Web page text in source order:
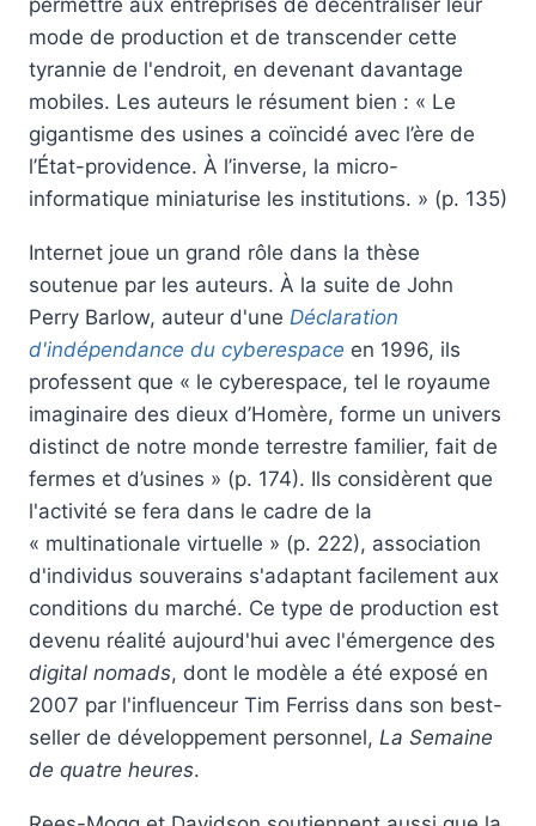
permettre aux entreprises de décentraliser leur
mode de production et de transcender cette
tyrannie de l'endroit, en devenant davantage
mobiles. Les auteurs le résument bien : « Le
gigantisme des usines a coïncidé avec l’ère de
l’État-providence. À l’inverse, la micro-
informatique miniaturise les institutions. » (p. 135)
Internet joue un grand rôle dans la thèse
soutenue par les auteurs. À la suite de John
Perry Barlow, auteur d'une Déclaration
d'indépendance du cyberespace en 1996, ils
professent que « le cyberespace, tel le royaume
imaginaire des dieux d’Homère, forme un univers
distinct de notre monde terrestre familier, fait de
fermes et d’usines » (p. 174). Ils considèrent que
l'activité se fera dans le cadre de la
« multinationale virtuelle » (p. 222), association
d'individus souverains s'adaptant facilement aux
conditions du marché. Ce type de production est
devenu réalité aujourd'hui avec l'émergence des
digital nomads, dont le modèle a été exposé en
2007 par l'influenceur Tim Ferriss dans son best-
seller de développement personnel, La Semaine
de quatre heures.